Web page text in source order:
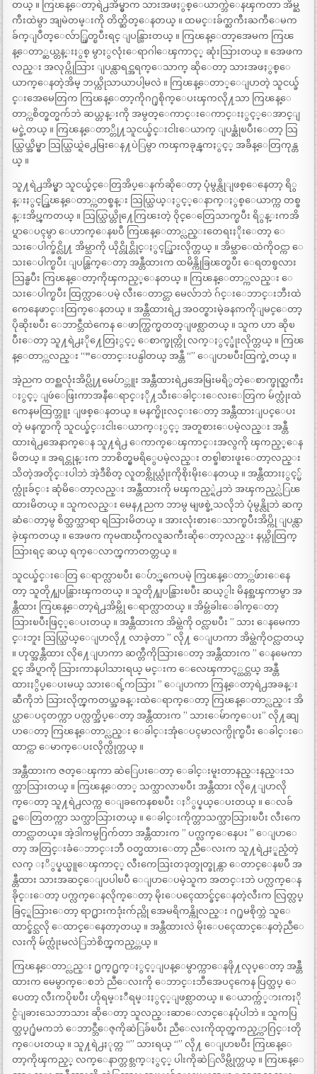
တယ္ ။ ကြၽန္ေတာ့ရဲ႕အိမ္မွာက သားအဖႏွစ္ေယာက္ဘဲေနၾကတာ အိမ္ႀ
ကီးထဲမွာ အျမဲတမ္းကို တိတ္ဆိတ္ေနတယ္ ။ ထမင္းခ်က္ႀကီးႀကီေမက
ခ်က္ျပဳတ္ေလ်ာ္ဖြတ္ၿပီးရင္ ျပန္သြားတယ္ ။ ကြၽန္ေတာ့အေမက ကြၽ
န္ေတာ္ဆယ္တန္းႏွစ္ မွာႏွလုံးေရာဂါေၾကာင့္ ဆုံးသြားတယ္ ။ အေဖက
လည္း အလုပ္ကိုသြား ျပန္လာရင္အရက္ေသာက္ ဆိုေတာ့ သားအဖႏွစ္ေ
ယာက္ေနတဲ့အိမ္ ဘယ္ကိုသာယာပါ့မလဲ ။ ကြၽန္ေတာ္ေျပာတဲ့ သူငယ္ခ်
င္းအေမေတြက ကြၽန္ေတာ့ကိုဂ႐ုစိုက္ေပးၾကလို႔သာ ကြၽန္ေ
တာ္ကစိတ္ဓတ္မက်ဘဲ ဆယ္တန္းကို အမွတ္ေကာင္းေကာင္းႏွင့္ေအာင္ျ
မင္ခဲ့တယ္ ။ ကြၽန္ေတာ္တို႔သူငယ္ခ်င္းငါးေယာက္ ျပန္ဆုံၿပီးေတာ့ သြ
ယ္သြယ္အိမ္မွာ သြယ္သြယ္ရဲ႕ေမြးေန႔ပဲြမွာ ကၾကခုန္ၾကႏွင့္ အခ်ိန္ေတြကုန္တ
ယ္ ။
သူ႔ရဲ႕အိမ္မွာ သူငယ္ခ်င္ေတြအိပ္ေနက်ဆိုေတာ့ ပုံမွန္လိုျဖစ္ေနေတာ့ ရိွ
န္းႏွင့္ကြၽန္ေတာ္ကတစ္ခန္း သြယ္သြယ္ႏွင့္ေနာက္ႏွစ္ေယာက္က တစ္ခ
န္းအိပ္ၾကတယ္ ။ သြယ္သြယ္တို႔ေကြၽးတဲ့ ဝိုင္ေတြေသာက္ၿပီး ရိွန္းကအိ
ပ္ရာေပၚမွာ ေဟာက္ေနၿပီ ကြၽန္ေတာ္လည္းတေရးႏိုးေတာ့ ေ
သးေပါက္ခ်င္လို႔ အိမ္သာကို ယိုင္တိုင္တိုင္ႏွင့္သြားလိုက္တယ္ ။ အိမ္သာေထဲကိုဝင္ကာ ေ
သးေပါက္ၿပီး ျပန္ထြက္ေတာ့ အန္တီထားက ထမိန္ကိုခြၽတ္ၿပီး ေရတစ္ဖလား
သြန္ၿပီး ကြၽန္ေတာ့ကိုၾကည့္ေနတယ္ ။ ကြၽန္ေတာ္ကလည္း ေ
သးေပါက္ၿပီး ထြက္လာေပမဲ့ လီးေတာင္တာ မေလ်ာဘဲ ဂ်င္းေဘာင္းဘီးထဲ
ကေနေဖာင္းထြက္ေနတယ္ ။ အန္တီထားရဲ႕ အဝတ္စားမဲ့ခနၵာကိုျမင္ေတာ့
ပိုဆိုးၿပီး ေဘာင္ဘီထဲကေန ေဖာက္ထြက္မတတ္ျဖစ္လာတယ္ ။ သူက ဟာ ဆိုၿ
ပီးေတာ့ သူ႔ရဲ႕ႏို႔ေတြႏွင့္ ေစာက္ဖုတ္ကို လက္ႏွင့္ဖုံးလိုက္တယ္ ။ ကြၽ
န္ေတာ္ကလည္း “”ေတာင္းပန္ပါတယ္ အန္တီ “” ေျပာၿပီးထြက္ခဲ့တယ္ ။
အဲ့ညက တစ္ညလုံးအိပ္လို႔မေပ်ာ္ဘူး အန္တီထားရဲ႕အေမြးမရိွတဲ့ေစာက္ဖုတ္ႀကီး
ႏွင့္ ျဖဴေဖြးကာအနီေရာင္ႏို႔သီးေခါင္းေလးေတြက မ်က္လုံးထဲ
ကေနမထြက္ဘူး ျဖစ္ေနတယ္ ။ မနက္မိုးလင္းေတာ့ အန္တီထားျပင္ေပး
တဲ့ မနက္စာကို သူငယ္ခ်င္းငါးေယာက္ႏွင့္ အတူစားေပမဲ့လည္း အန္တီ
ထားရဲ႕အေနာက္ေန သူ႔ရဲ႕ ေကာက္ေၾကာင္းအလွကို ၾကည့္ေန
မိတယ္ ။ အရင္တုန္းက ဘာစိတ္မွမရိွေပမဲ့လည္း တစ္ခါစားဖူးေတာ့လည္း
သိတဲ့အတိုင္းပါဘဲ အဲ့ဒီစိတ္ လူတစ္ကိုယ္လုံးကိုစိုးမိုးေနတယ္ ။ အန္တီထားႏွင့္မ်
က္လုံးခ်င္း ဆုံမိေတာ့လည္း အန္တီထားကို မၾကည့္ရဲ႕ဘဲ အၾကည့္လဲြၽ
ထားမိတယ္ ။ သူကလည္း မေန႔ညက ဘာမွ မျဖစ္ခဲ့သလိုဘဲ ပုံမွန္လိုဘဲ ဆက္
ဆံေတာ့မွ စိတ္သက္သာရာ ရသြားမိတယ္ ။ အားလုံးစားေသာက္ၿပီးအိပ္ကို ျပန္လာ
ခဲ့ၾကတယ္ ။ အေဖက ကုမဏၰီကလူႀကီးဆိုေတာ့လည္း နယ္ကိုထြက္
သြားရင္ ဆယ္ ရက္ေလာက္ၾကာတတ္တယ္ ။
သူငယ္ခ်င္းေတြ ေရာက္လာၿပီး ေပ်ာ္ၾကေပမဲ့ ကြၽန္ေတာ္ကဖ်ားေနေ
တာ့ သူတို႔ျပန္သြားၾကတယ္ ။ သူတို႔ျပန္သြားၿပီး ဆယ့္ငါး မိနစ္အၾကာမွာ အ
န္တီထား ကြၽန္ေတာ့ရဲ႕အိမ္ကို ေရာက္လာတယ္ ။ အိမ္တံခါးေခါက္ေတာ့
သြားၿပီးဖြင့္ေပးတယ္ ။ အန္တီထားက အိမ္ထဲကို ဝင္လာၿပီး ” သား ေနမေကာ
င္းဘူး သြယ္သြယ္ေျပာလို႔ လာခဲ့တာ ” လို႔ ေျပာကာ အိမ္ထဲကိုဝင္လာတယ္
။ ဟုတ္အန္တီထား လို႔ေျပာကာ ဆက္တီကိုသြားေတာ့ အန္တီထားက ” ေနမေကာ
င္ရင္ အိပ္ရာကို သြားကာနပါသားရယ္ မင္းက ေလေၾကာင့္ထင္တယ္ အန္တီ
ထားႏွိပ္ေပးမယ္ သားေရ့်ကသြား ” ေျပာကာ ကြန္ေတာ့ရဲ႕အခန္း
ဆီကိုဘဲ သြားလိုက္ၾကတယ္အခန္းထဲေရာက္ေတာ့ ကြၽန္ေတာ္လည္း အိ
ပ္ယာေပၚတက္ကာ ပက္လက္အိပ္ေတာ့ အန္တီထားက ” သားေမ်ာက္ေပး” လို႔ဆျ
ပာေတာ့ ကြၽန္ေတာ္လည္း ေခါင္းအုံေပၚမာလက္ပိုက္ၿပီး ေခါင္းေ
ထာင္ကာ ေမာက္ေပးလိုက္လိုက္တယ္ ။
အန္တီထားက ဇတ္ေၾကာ ဆဲြေပးေတာ့ ေခါင္းမူးတာနည္းနည္းသ
က္သာသြားတယ္ ။ ကြၽန္ေတာ္ သက္သာလာၿပီး အန္တီထား လို႔ေျပာလို
က္ေတာ့ သူ႔ရဲ႕လက္က ေျခကေနစၿပီး ႏိွပ္နယ္ေပးတယ္ ။ ေလခ်
ဥ္ေတြတက္ကာ သက္သာသြားတယ္ ။ ေခါင္းကိုက္တာသက္သာသြားၿပီး လီးကေ
တာင္လာတယ္။ အဲ့ဒါကမွဂြက်တာ အန္တီထားက ” ပက္လက္ေနေပး ” ေျပာေ
တာ့ အတြင္းခံေဘာင္းဘီ ဝတ္မထားေတာ့ ညီေလးက သူ႔ရဲ႕ႏူညံ့တဲ့
လက္ ႏိွပ္နယ္မူေၾကာင့္ လီးကေသြးတဒုတ္ဒုတ္ခုန္ကာ ေတာင္ေနၿပီ အ
န္တီထား သားအဆင္ေျပပါၿပီ ေျပာေပမဲ့သူက အတင္းဘဲ ပက္လက္ေန
ခိုင္းေတာ့ ပက္လက္ေနလိုက္ေတာ့ မိုးေပၚေထာင္ခ်င္ေနတဲ့လီးက လြတ္လပ္
ခြင့္ရသြားေတာ့ ရာ႐ွားကဒုံးက်ည္လို အေမရိကန္ကိုလည္း ဂ႐ုမစိုက္ဘဲ သူေ
ထာင္ခ်င္သလို ေထာင္ေနေတာ့တယ္ ။ အန္တီထားလဲ မိုးေပၚေထာင္ေနတဲ့ညီေ
လးကို မ်က္လုံးမလဲြဘဲစိက္ၾကည့္တယ္ ။
ကြၽန္ေတာ္လည္း ႐ွက္႐ွက္ႏွင့္ျပန္ေမွာက္ကာေနဖို႔လုပ္ေတာ့ အန္တီ
ထားက မေမွာက္ေစဘဲ ညီေလးကို ေဘာင္းဘီအေပၚကေန ပြတ္သပ္ ေ
ပေတာ့ လီးကပိုၿပီး ဟိုရမ္းီရမ္းႏွင့္ျဖစ္လာတယ္ ။ ေယာက္က်္ားကႏို
င္ငံျခားသေဘာသား ဆိုေတာ့ သူလည္းဆာေလာင္ေနပုံပါဘဲ ။ သူကပြ
တ္သပ္႐ုံမကဘဲ ေဘာင္ဘီေဇ့ကိုဆဲြခ်ၿပီး ညီေလးကိုထုတ္ၾကည့္ကာဂြင္းတို
က္ေပးတယ္ ။ သူ႔ရဲ႕ႏုတ္က “” သားရယ္ “” လို႔ ေျပာၿပီး ကြၽန္ေ
တာ့ကိုၾကည့္ လက္ေနာက္တစ္ဘက္ႏွင့္ ပါးကိုဆဲြလိမ္လိုက္တယ္ ။ ကြၽန္ေ